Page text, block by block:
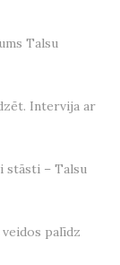
Talsu
Intervija ar
stāsti – Talsu
palīdz